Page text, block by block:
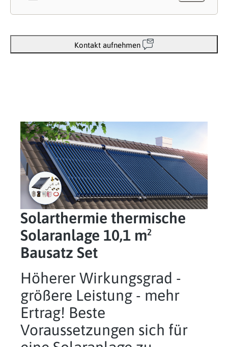
Kontakt aufnehmen
Solarthermie thermische
Solaranlage 10,1 m²
Bausatz Set
Höherer Wirkungsgrad -
größere Leistung - mehr
Ertrag! Beste
Voraussetzungen sich für